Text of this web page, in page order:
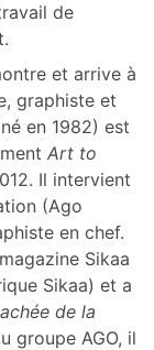
de
et arrive à
graphiste et
en 1982) est
Art to
Il intervient
(Ago
en chef.
Sikaa
Sikaa) et a
de la
groupe AGO, il